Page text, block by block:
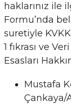
haklarınız ile
Formu’nda
suretiyle
1 fıkrası ve
Esasları
Mustafa
Çankaya/